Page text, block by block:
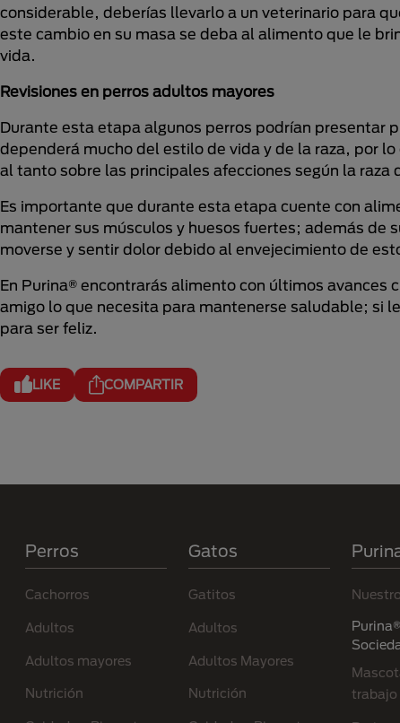
considerable, deberías llevarlo a un veterinario para
este cambio en su masa se deba al alimento que le
vida.
Revisiones en perros adultos mayores
Durante esta etapa algunos perros podrían presentar
dependerá mucho del estilo de vida y de la raza, por
al tanto sobre las principales afecciones según la raza
Es importante que durante esta etapa cuente con
mantener sus músculos y huesos fuertes; además de
moverse y sentir dolor debido al envejecimiento de
En Purina® encontrarás alimento con últimos
amigo lo que necesita para mantenerse saludable; si
para ser feliz.
LIKE COMPARTIR
Perros
Cachorros
Adultos
Adultos mayores
Nutrición
Gatos
Gatitos
Adultos
Adultos Mayores
Nutrición
trabajo